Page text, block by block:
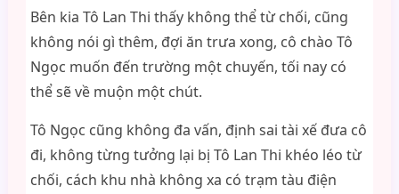
Bên kia Tô Lan Thi thấy không thể từ chối, cũng
không nói gì thêm, đợi ăn trưa xong, cô chào Tô
Ngọc muốn đến trường một chuyến, tối nay có
thể sẽ về muộn một chút.
Tô Ngọc cũng không đa vấn, định sai tài xế đưa cô
đi, không từng tưởng lại bị Tô Lan Thi khéo léo từ
chối, cách khu nhà không xa có trạm tàu điện